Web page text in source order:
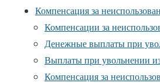
Компенсация за
Компенсации за
Денежные выплаты при
Выплаты при увольнении
Компенсация за